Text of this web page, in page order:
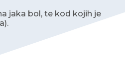
jaka bol, te kod kojih je